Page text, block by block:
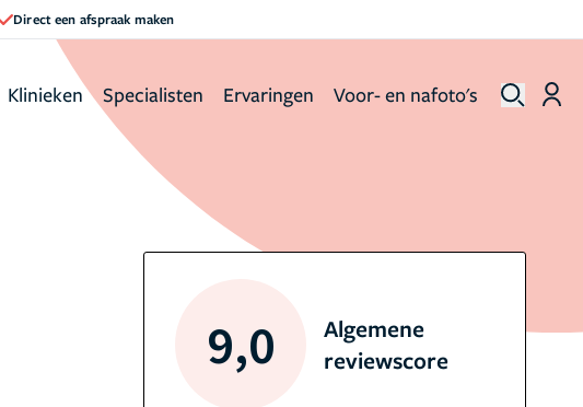
Direct een afspraak maken
Klinieken Specialisten Ervaringen Voor- en nafoto's
9,0
Algemene
reviewscore